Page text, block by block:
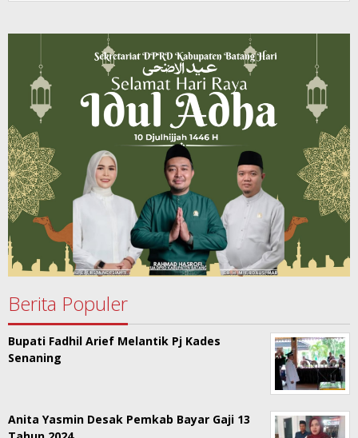
Berita Populer
Bupati Fadhil Arief Melantik Pj Kades
Senaning
Anita Yasmin Desak Pemkab Bayar Gaji 13